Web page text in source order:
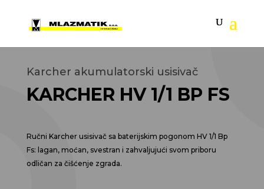
Karcher akumulatorski usisivač
KARCHER HV 1/1 BP FS
Ručni Karcher usisivač sa baterijskim pogonom HV 1/1 Bp
Fs: lagan, moćan, svestran i zahvaljujući svom priboru
odličan za čišćenje zgrada.